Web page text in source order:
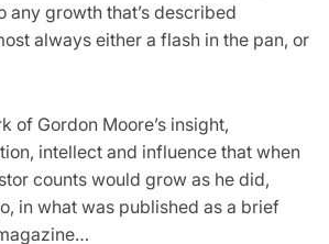
any growth that’s described
always either a flash in the pan, or
of Gordon Moore’s insight,
intellect and influence that when
counts would grow as he did,
in what was published as a brief